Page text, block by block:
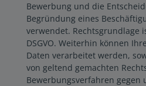
Bewerbung und die
Begründung eines
verwendet. Rechtsgrundlage
DSGVO. Weiterhin können
Daten verarbeitet werden,
von geltend gemachten
Bewerbungsverfahren gegen